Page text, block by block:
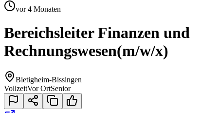
vor 4 Monaten
Bereichsleiter Finanzen und
Rechnungswesen(m/w/x)
Bietigheim-Bissingen
VollzeitVor OrtSenior